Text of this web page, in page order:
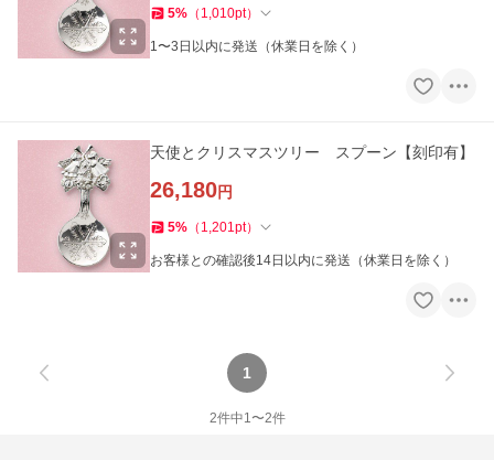
5% （ 1,010pt）
1〜3日以内に発送（休業日を除く）
天使とクリスマスツリー スプーン【刻印有】
26,180円
5% （ 1,201pt）
お客様との確認後14日以内に発送（休業日を除く）
1
2件中1〜2件